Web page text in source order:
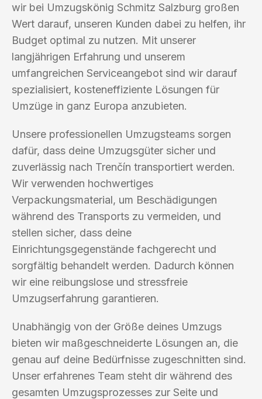
wir bei Umzugskönig Schmitz Salzburg großen
Wert darauf, unseren Kunden dabei zu helfen, ihr
Budget optimal zu nutzen. Mit unserer
langjährigen Erfahrung und unserem
umfangreichen Serviceangebot sind wir darauf
spezialisiert, kosteneffiziente Lösungen für
Umzüge in ganz Europa anzubieten.
Unsere professionellen Umzugsteams sorgen
dafür, dass deine Umzugsgüter sicher und
zuverlässig nach Trenčín transportiert werden.
Wir verwenden hochwertiges
Verpackungsmaterial, um Beschädigungen
während des Transports zu vermeiden, und
stellen sicher, dass deine
Einrichtungsgegenstände fachgerecht und
sorgfältig behandelt werden. Dadurch können
wir eine reibungslose und stressfreie
Umzugserfahrung garantieren.
Unabhängig von der Größe deines Umzugs
bieten wir maßgeschneiderte Lösungen an, die
genau auf deine Bedürfnisse zugeschnitten sind.
Unser erfahrenes Team steht dir während des
gesamten Umzugsprozesses zur Seite und